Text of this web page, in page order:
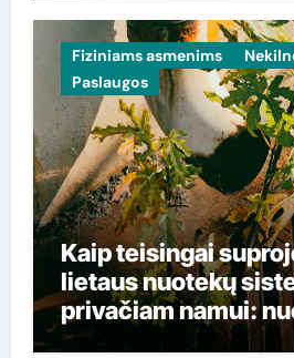
Fiziniams asmenims
Paslaugos
Kaip teisingai
lietaus nuotekų
privačiam namui:
valymo įrenginių